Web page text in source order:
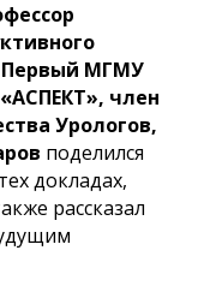
Первый МГМУ
член
Урологов,
поделился
докладах,
рассказал